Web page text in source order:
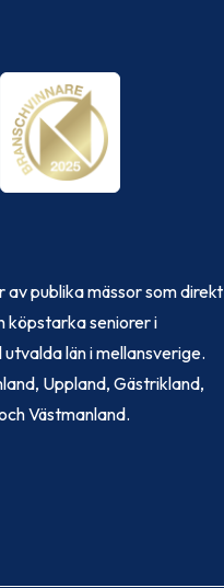
publika mässor som direkt
köpstarka seniorer i
län i mellansverige.
Uppland, Gästrikland,
Västmanland.